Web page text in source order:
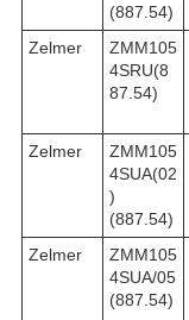
(887.54)
Zelmer
ZMM105
4SRU(8
87.54)
Zelmer
ZMM105
4SUA(02
)
(887.54)
Zelmer
ZMM105
4SUA/05
(887.54)